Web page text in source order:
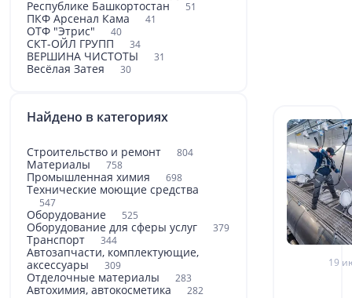
Республике Башкортостан
51
ПКФ Арсенал Кама 41
ОТФ "Этрис" 40
СКТ-ОЙЛ ГРУПП 34
ВЕРШИНА ЧИСТОТЫ 31
Весёлая Затея 30
Найдено в категориях
Строительство и ремонт 804
Материалы 758
Промышленная химия 698
Технические моющие средства
547
Оборудование 525
Оборудование для сферы услуг 379
Транспорт 344
Автозапчасти, комплектующие,
аксессуары
309
Отделочные материалы 283
Автохимия, автокосметика 282
19